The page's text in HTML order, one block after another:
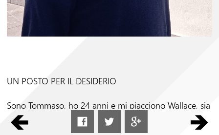
UN POSTO PER IL DESIDERIO
Sono Tommaso, ho 24 anni e mi piacciono Wallace, sia
Philip che Joseph Roth, Bach, Messiaen, i Beatles, Elton
John e de André. Ma non sono qui a Genova per